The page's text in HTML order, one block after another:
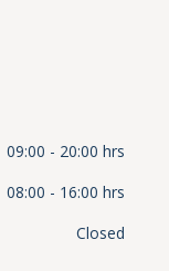
09:00 - 20:00 hrs
08:00 - 16:00 hrs
Closed